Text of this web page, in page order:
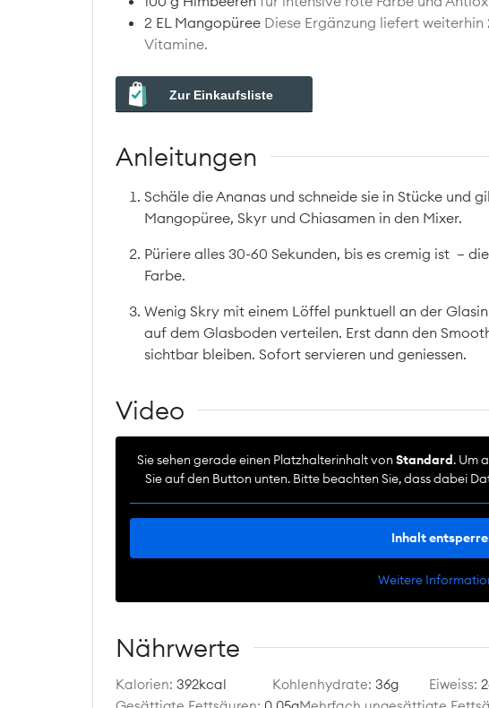
2 EL Mangopüree Diese Ergänzung liefert
Vitamine.
Zur Einkaufsliste
Anleitungen
Schäle die Ananas und schneide sie in Stücke und
Mangopüree, Skyr und Chiasamen in den Mixer.
Püriere alles 30-60 Sekunden, bis es cremig ist –
Farbe.
Wenig Skry mit einem Löffel punktuell an der
auf dem Glasboden verteilen. Erst dann den
sichtbar bleiben. Sofort servieren und geniessen.
Video
Sie sehen gerade einen Platzhalterinhalt vonStandard . Um
Sie auf den Button unten. Bitte beachten Sie, dass dabei
Inhalt
Weitere
Nährwerte
Kalorien: 392kcal Kohlenhydrate: 36g Eiweiss: 2